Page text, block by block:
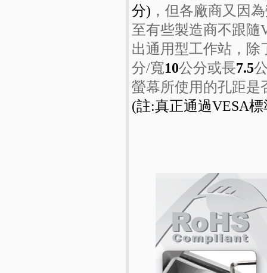
分) ，但各廠商又因
至有些製造商不跟隨
出通用型工作站，除
分/寬10公分或長7.5
螢幕所使用的孔距是
(註:真正通過VESA